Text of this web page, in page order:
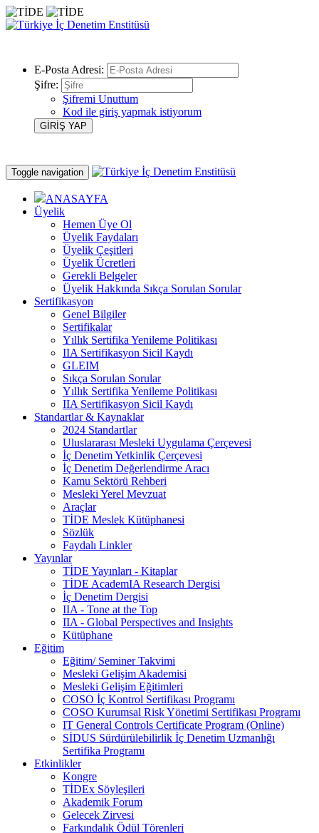
E-Posta Adresi:
Şifre:
Şifremi Unuttum
Kod ile giriş yapmak istiyorum
Toggle navigation
ANASAYFA
Üyelik
Hemen Üye Ol
Üyelik Faydaları
Üyelik Çeşitleri
Üyelik Ücretleri
Gerekli Belgeler
Üyelik Hakkında Sıkça Sorulan Sorular
Sertifikasyon
Genel Bilgiler
Sertifikalar
Yıllık Sertifika Yenileme Politikası
IIA Sertifikasyon Sicil Kaydı
GLEIM
Sıkça Sorulan Sorular
Yıllık Sertifika Yenileme Politikası
IIA Sertifikasyon Sicil Kaydı
Standartlar & Kaynaklar
2024 Standartlar
Uluslararası Mesleki Uygulama Çerçevesi
İç Denetim Yetkinlik Çerçevesi
İç Denetim Değerlendirme Aracı
Kamu Sektörü Rehberi
Mesleki Yerel Mevzuat
Araçlar
TİDE Meslek Kütüphanesi
Sözlük
Faydalı Linkler
Yayınlar
TİDE Yayınları - Kitaplar
TİDE AcademIA Research Dergisi
İç Denetim Dergisi
IIA - Tone at the Top
IIA - Global Perspectives and Insights
Kütüphane
Eğitim
Eğitim/ Seminer Takvimi
Mesleki Gelişim Akademisi
Mesleki Gelişim Eğitimleri
COSO İç Kontrol Sertifikası Programı
COSO Kurumsal Risk Yönetimi Sertifikası Programı
IT General Controls Certificate Program (Online)
SİDUS Sürdürülebilirlik İç Denetim Uzmanlığı
Sertifika Programı
Etkinlikler
Kongre
TİDEx Söyleşileri
Akademik Forum
Gelecek Zirvesi
Farkındalık Ödül Törenleri